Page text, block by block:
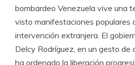
bombardeo Venezuela vive una
visto manifestaciones populares
intervención extranjera. El
Delcy Rodríguez, en un gesto de
ha ordenado la liberación